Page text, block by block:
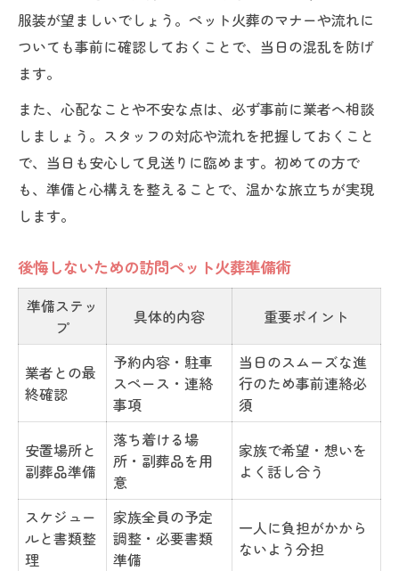
服装が望ましいでしょう。ペット火葬のマナーや流れに
ついても事前に確認しておくことで、当日の混乱を防げ
ます。
また、心配なことや不安な点は、必ず事前に業者へ相談
しましょう。スタッフの対応や流れを把握しておくこと
で、当日も安心して見送りに臨めます。初めての方で
も、準備と心構えを整えることで、温かな旅立ちが実現
します。
後悔しないための訪問ペット火葬準備術
準備ステッ
プ
具体的内容 重要ポイント
業者との最
終確認
予約内容・駐車
スペース・連絡
事項
当日のスムーズな進
行のため事前連絡必
須
安置場所と
副葬品準備
落ち着ける場
所・副葬品を用
意
家族で希望・想いを
よく話し合う
スケジュー
ルと書類整
理
家族全員の予定
調整・必要書類
準備
一人に負担がかから
ないよう分担